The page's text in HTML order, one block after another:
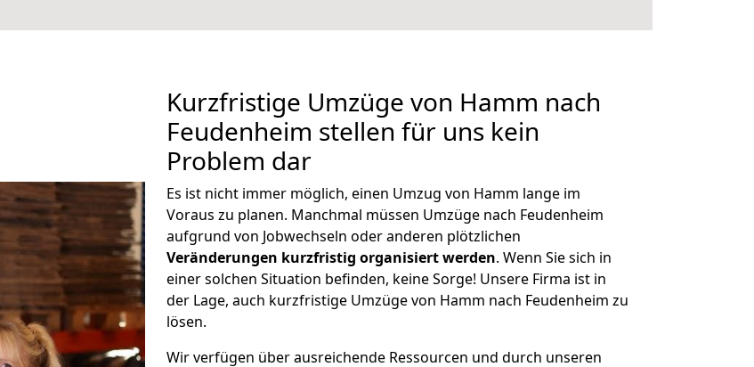
Kurzfristige Umzüge von Hamm nach
Feudenheim stellen für uns kein
Problem dar
Es ist nicht immer möglich, einen Umzug von Hamm lange im
Voraus zu planen. Manchmal müssen Umzüge nach Feudenheim
aufgrund von Jobwechseln oder anderen plötzlichen
Veränderungen kurzfristig organisiert werden. Wenn Sie sich in
einer solchen Situation befinden, keine Sorge! Unsere Firma ist in
der Lage, auch kurzfristige Umzüge von Hamm nach Feudenheim zu
lösen.
Wir verfügen über ausreichende Ressourcen und durch unseren